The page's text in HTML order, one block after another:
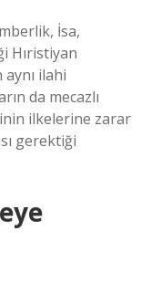
İsa,
Hıristiyan
aynı ilahi
da mecazlı
ilkelerine zarar
gerektiği